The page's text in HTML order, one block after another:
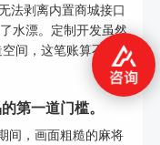
法剥离内置商城接口
水漂。定制开发虽然
间，这笔账算不清
第一道门槛。
间，画面粗糙的麻将